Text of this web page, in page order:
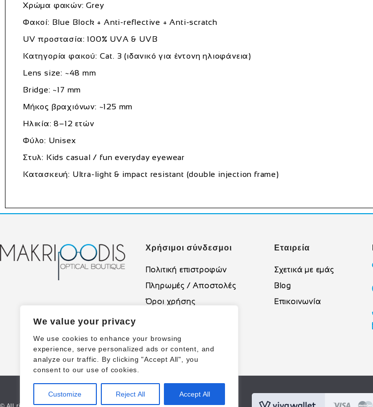
We value your privacy
We use cookies to enhance your browsing
experience, serve personalized ads or content, and
analyze our traffic. By clicking "Accept All", you
consent to our use of cookies.
Customize Reject All Accept All
Χρώμα φακών: Grey
Φακοί: Blue Block + Anti-reflective + Anti-scratch
UV προστασία: 100% UVA & UVB
Κατηγορία φακού: Cat. 3 (ιδανικό για έντονη ηλιοφάνεια)
Lens size: ~48 mm
Bridge: ~17 mm
Μήκος βραχιόνων: ~125 mm
Ηλικία: 8–12 ετών
Φύλο: Unisex
Στυλ: Kids casual / fun everyday eyewear
Κατασκευή: Ultra-light & impact resistant (double injection frame)
Χρήσιμοι σύνδεσμοι
Πολιτική επιστροφών
Πληρωμές / Αποστολές
Όροι χρήσης
Εταιρεία
Σχετικά με εμάς
Blog
Επικοινωνία